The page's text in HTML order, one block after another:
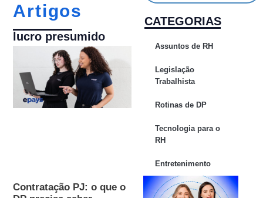
Artigos
lucro presumido
Contratação PJ: o que o
CATEGORIAS
Assuntos de RH
Legislação
Trabalhista
Rotinas de DP
Tecnologia para o
RH
Entretenimento